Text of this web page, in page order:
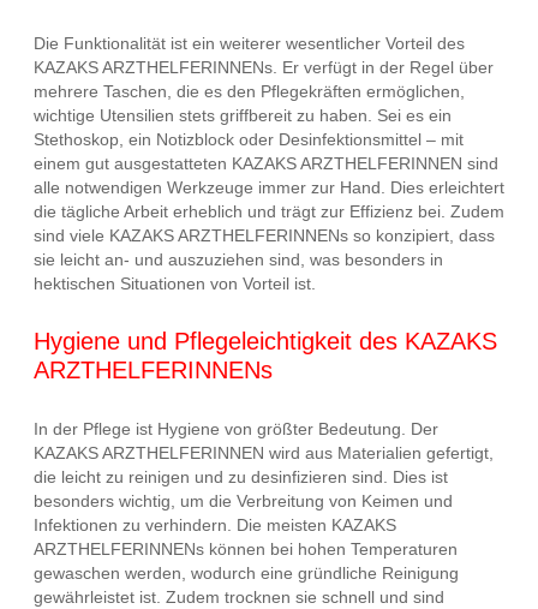
Die Funktionalität ist ein weiterer wesentlicher Vorteil des
KAZAKS ARZTHELFERINNENs. Er verfügt in der Regel über
mehrere Taschen, die es den Pflegekräften ermöglichen,
wichtige Utensilien stets griffbereit zu haben. Sei es ein
Stethoskop, ein Notizblock oder Desinfektionsmittel – mit
einem gut ausgestatteten KAZAKS ARZTHELFERINNEN sind
alle notwendigen Werkzeuge immer zur Hand. Dies erleichtert
die tägliche Arbeit erheblich und trägt zur Effizienz bei. Zudem
sind viele KAZAKS ARZTHELFERINNENs so konzipiert, dass
sie leicht an- und auszuziehen sind, was besonders in
hektischen Situationen von Vorteil ist.
Hygiene und Pflegeleichtigkeit des KAZAKS
ARZTHELFERINNENs
In der Pflege ist Hygiene von größter Bedeutung. Der
KAZAKS ARZTHELFERINNEN wird aus Materialien gefertigt,
die leicht zu reinigen und zu desinfizieren sind. Dies ist
besonders wichtig, um die Verbreitung von Keimen und
Infektionen zu verhindern. Die meisten KAZAKS
ARZTHELFERINNENs können bei hohen Temperaturen
gewaschen werden, wodurch eine gründliche Reinigung
gewährleistet ist. Zudem trocknen sie schnell und sind